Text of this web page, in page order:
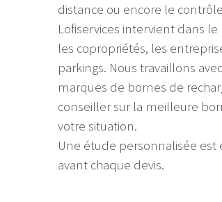
distance ou encore le contrôle
Lofiservices intervient dans
les copropriétés, les
parkings. Nous travaillons
marques de bornes de
conseiller sur la meilleure
votre situation.
Une étude personnalisée est
avant chaque devis.